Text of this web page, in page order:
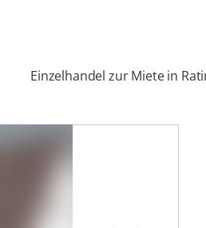
Einzelhandel zur Miete in